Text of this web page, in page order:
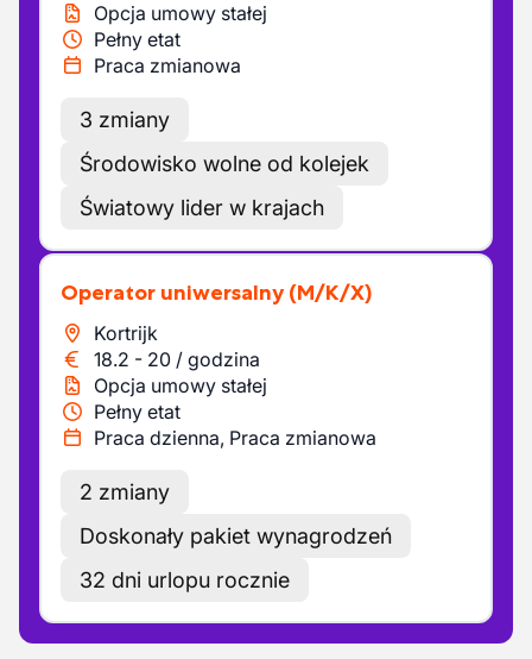
Opcja umowy stałej
Pełny etat
Praca zmianowa
3 zmiany
Środowisko wolne od kolejek
Światowy lider w krajach
Operator uniwersalny (M/K/X)
Kortrijk
18.2 - 20 / godzina
Opcja umowy stałej
Pełny etat
Praca dzienna, Praca zmianowa
2 zmiany
Doskonały pakiet wynagrodzeń
32 dni urlopu rocznie